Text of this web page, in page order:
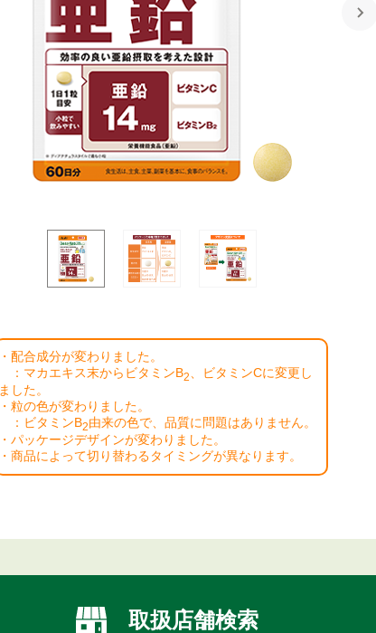
・配合成分が変わりました。
：マカエキス末からビタミンB2
、ビタミンCに変更し
ました。
・粒の色が変わりました。
：ビタミンB2由来の色で、品質に問題はありません。
・パッケージデザインが変わりました。
・商品によって切り替わるタイミングが異なります。
取扱店舗検索